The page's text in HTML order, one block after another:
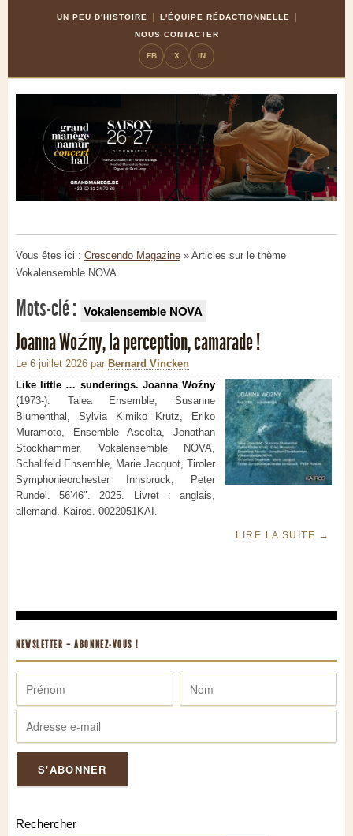
UN PEU D'HISTOIRE
L'ÉQUIPE RÉDACTIONNELLE
NOUS CONTACTER
FB X IN
Vous êtes ici : Crescendo Magazine » Articles sur le thème
Vokalensemble NOVA
Mots-clé : Vokalensemble NOVA
Joanna Woźny, la perception, camarade !
Le 6 juillet 2026 par Bernard Vincken
Like little … sunderings. Joanna Woźny
(1973-). Talea Ensemble, Susanne
Blumenthal, Sylvia Kimiko Krutz, Eriko
Muramoto, Ensemble Ascolta, Jonathan
Stockhammer, Vokalensemble NOVA,
Schallfeld Ensemble, Marie Jacquot, Tiroler
Symphonieorchester Innsbruck, Peter
Rundel. 56’46". 2025. Livret : anglais,
allemand. Kairos. 0022051KAI.
LIRE LA SUITE →
NEWSLETTER – ABONNEZ-VOUS !
Rechercher